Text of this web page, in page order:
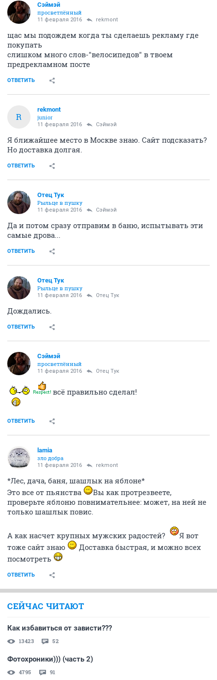
Сэймэй
просветлённый
11 февраля 2016 rekmont
щас мы подождем когда ты сделаешь рекламу где
покупать
слишком много слов-"велосипедов" в твоем
предрекламном посте
ОТВЕТИТЬ
R
rekmont
junior
11 февраля 2016 Сэймэй
Я ближайшее место в Москве знаю. Сайт подсказать?
Но доставка долгая.
ОТВЕТИТЬ
Отец Тук
Рыльце в пушку
11 февраля 2016 Сэймэй
Да и потом сразу отправим в баню, испытывать эти
самые дрова...
ОТВЕТИТЬ
Отец Тук
Рыльце в пушку
11 февраля 2016 Отец Тук
Дождались.
ОТВЕТИТЬ
Сэймэй
просветлённый
11 февраля 2016 Отец Тук
всё правильно сделал!
ОТВЕТИТЬ
lamia
зло добра
11 февраля 2016 rekmont
*Лес, дача, баня, шашлык на яблоне*
Это все от пьянства
Вы как протрезвеете,
проверьте яблоню повнимательнее: может, на ней не
только шашлык повис.
А как насчет крупных мужских радостей?
Я вот
тоже сайт знаю
Доставка быстрая, и можно всех
посмотреть
ОТВЕТИТЬ
СЕЙЧАС ЧИТАЮТ
Как избавиться от зависти???
13423 52
Фотохроники))) (часть 2)
4795 91